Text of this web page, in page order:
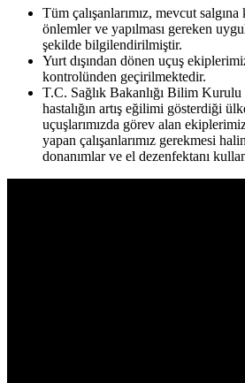
Tüm çalışanlarımız, mevcut salgına
önlemler ve yapılması gereken
şekilde bilgilendirilmiştir.
Yurt dışından dönen uçuş
kontrolünden geçirilmektedir.
T.C. Sağlık Bakanlığı Bilim Kurulu
hastalığın artış eğilimi gösterdiği
uçuşlarımızda görev alan
yapan çalışanlarımız gerekmesi
donanımlar ve el dezenfektanı